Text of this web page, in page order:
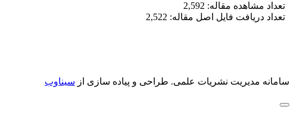
تعداد مشاهده مقاله: 2,592
تعداد دریافت فایل اصل مقاله: 2,522
سامانه مدیریت نشریات علمی. طراحی و پیاده سازی از سیناوب